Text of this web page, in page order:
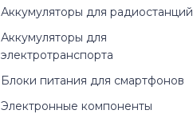
Аккумуляторы для радиостанций
Аккумуляторы для
электротранспорта
Блоки питания для смартфонов
Электронные компоненты